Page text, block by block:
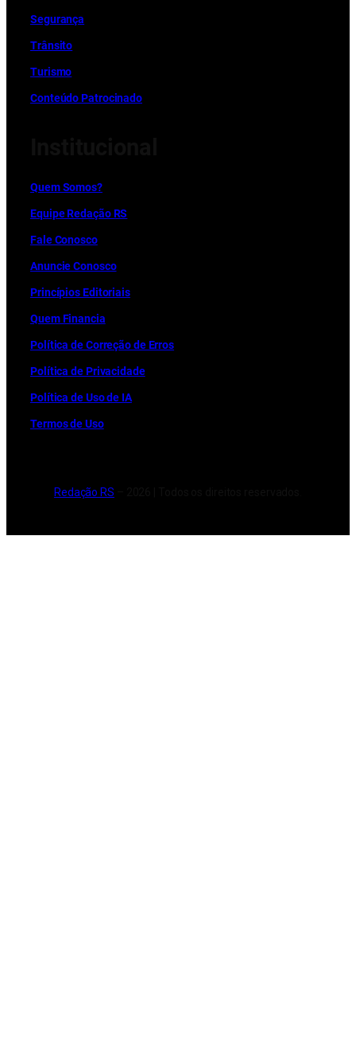
Segurança
Trânsito
Turismo
Conteúdo Patrocinado
Quem Somos?
Equipe Redação RS
Fale Conosco
Anuncie Conosco
Princípios Editoriais
Quem Financia
Política de Correção de Erros
Política de Privacidade
Política de Uso de IA
Termos de Uso
Redação RS